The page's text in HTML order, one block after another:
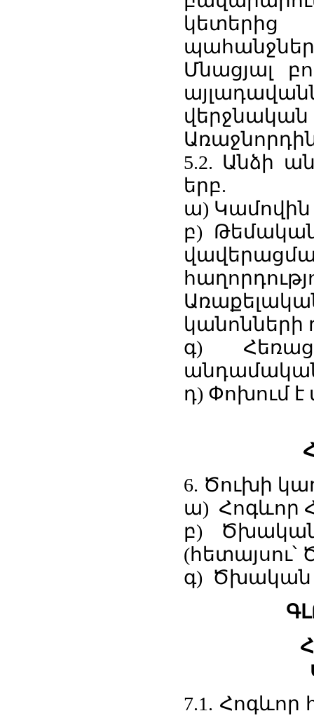
Մնացյալ
5.2. Անձի
երբ.
ա)
բ)
կանոնների
գ)
անդամական
դ) Փոխում
6. Ծուխի
ա) Հոգևոր
բ) Ծխական
գ) Ծխական
7.1.